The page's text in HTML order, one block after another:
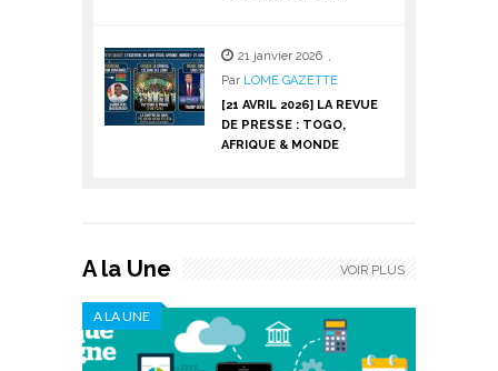
21 janvier 2026 ,
Par LOME GAZETTE
[21 AVRIL 2026] LA REVUE
DE PRESSE : TOGO,
AFRIQUE & MONDE
A la Une
A LA UNE
VOIR PLUS